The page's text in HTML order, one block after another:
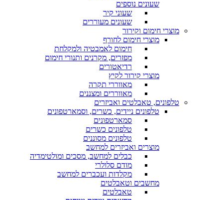
שעונים נוספים
שעוני קיר
שעונים מעוררים
מוצרי חימום וקירור
מוצרי חימום לחורף
חימום לאמבטיה ולמקלחת
מפזרים, מקרנים ותנורי חימום
רדיאטורים
מוצרי קירור לקיץ
מאווררי תקרה
מאווררים ומצננים
טלפונים, טאבלטים ואביזרים
טלפונים ניידים, כשרים, וסמארטפונים
סמארטפונים
טלפונים כשרים
טלפונים מסוננים
מוצרים ואביזרים למחשב
כבלים למחשב, מסכים ומולטימדיה
מודם סלולרי
מקלדות ועכברים למחשב
מחשבים וטאבלטים
טאבלטים